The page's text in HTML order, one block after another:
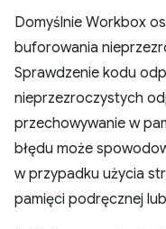
Domyślnie Workbox
buforowania
Sprawdzenie kodu
nieprzezroczystych
przechowywanie w
błędu może
w przypadku użycia
pamięci podręcznej